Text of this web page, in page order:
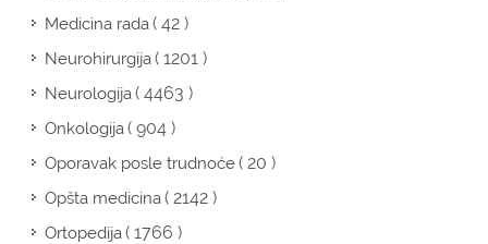
Medicina rada( 42 )
Neurohirurgija( 1201 )
Neurologija( 4463 )
Onkologija( 904 )
Oporavak posle trudnoće( 20 )
Opšta medicina( 2142 )
Ortopedija( 1766 )